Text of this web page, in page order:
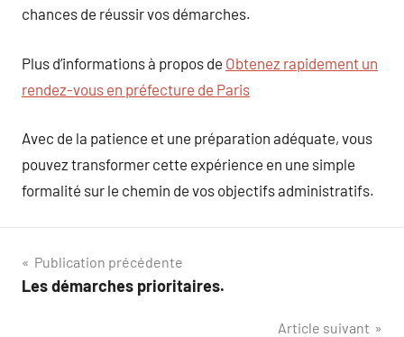
chances de réussir vos démarches.
Plus d’informations à propos de Obtenez rapidement un
rendez-vous en préfecture de Paris
Avec de la patience et une préparation adéquate, vous
pouvez transformer cette expérience en une simple
formalité sur le chemin de vos objectifs administratifs.
Navigation
de
Publication précédente
Les démarches prioritaires.
Article suivant